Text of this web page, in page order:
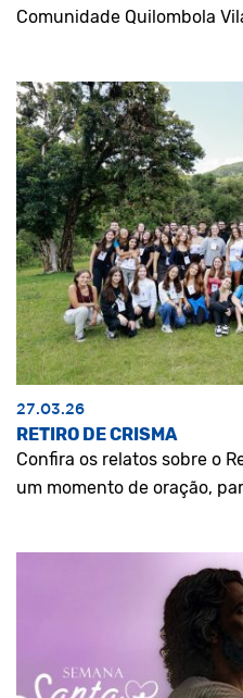
Comunidade Quilombola
27.03.26
RETIRO DE CRISMA
Confira os relatos sobre o
um momento de oração,